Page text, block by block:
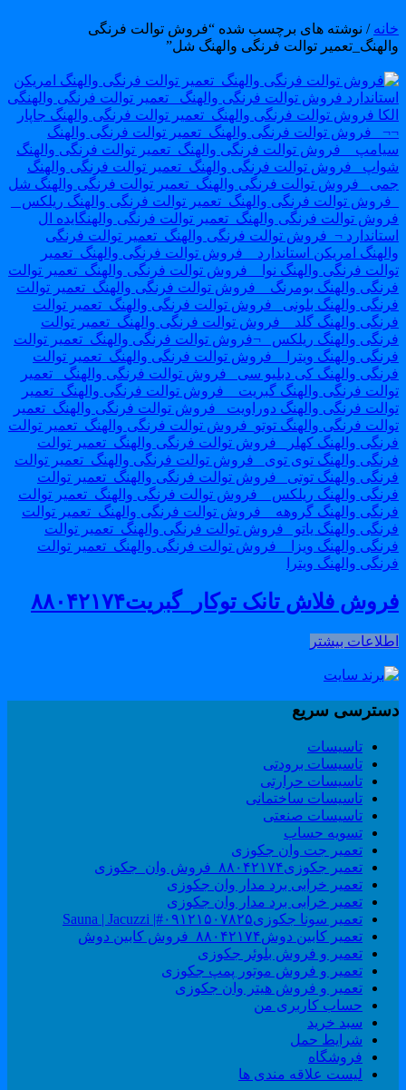
/ نوشته های برچسب شده “فروش توالت فرنگی
توالت فرنگی والهنگ شل”
فلاش تانک توکار_گبریت۸۸۰۴۲۱۷۴
بیشتر
سریع
تاسیسات
تاسیسات برودتی
تاسیسات حرارتی
تاسیسات ساختمانی
تاسیسات صنعتی
تسویه حساب
تعمیر جت وان جکوزی
تعمیر جکوزی۸۸۰۴۲۱۷۴_فروش وان_جکوزی
تعمیر خرابی برد مدار وان جکوزی
تعمیر خرابی برد مدار وان جکوزی
تعمیر سونا جکوزی۰۹۱۲۱۵۰۷۸۲۵#| Sauna | Jacuzzi
تعمیر کابین دوش۸۸۰۴۲۱۷۴_فروش کابین دوش
تعمیر و فروش بلوئر جکوزی
تعمیر و فروش موتور پمپ جکوزی
تعمیر و فروش هیتر وان جکوزی
حساب کاربری من
سبد خرید
شرایط حمل
فروشگاه
لیست علاقه مندی ها